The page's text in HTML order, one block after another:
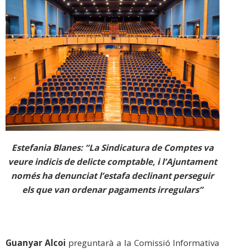
Estefania Blanes: “La Sindicatura de Comptes va
veure indicis de delicte comptable, i l’Ajuntament
només ha denunciat l’estafa declinant perseguir
els que van ordenar pagaments irregulars”
Guanyar Alcoi preguntarà a la Comissió Informativa